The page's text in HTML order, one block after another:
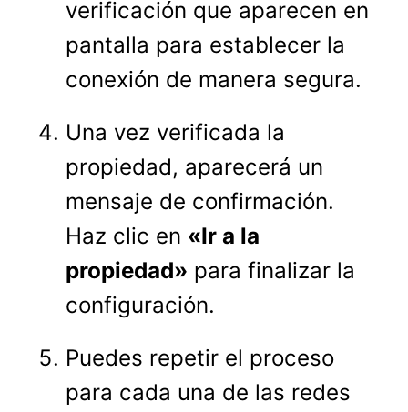
verificación que aparecen en
pantalla para establecer la
conexión de manera segura.
Una vez verificada la
propiedad, aparecerá un
mensaje de confirmación.
Haz clic en «Ir a la
propiedad» para finalizar la
configuración.
Puedes repetir el proceso
para cada una de las redes